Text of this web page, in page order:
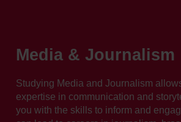
Media & Journalism
Studying Media and Journalism
expertise in communication and
you with the skills to inform and